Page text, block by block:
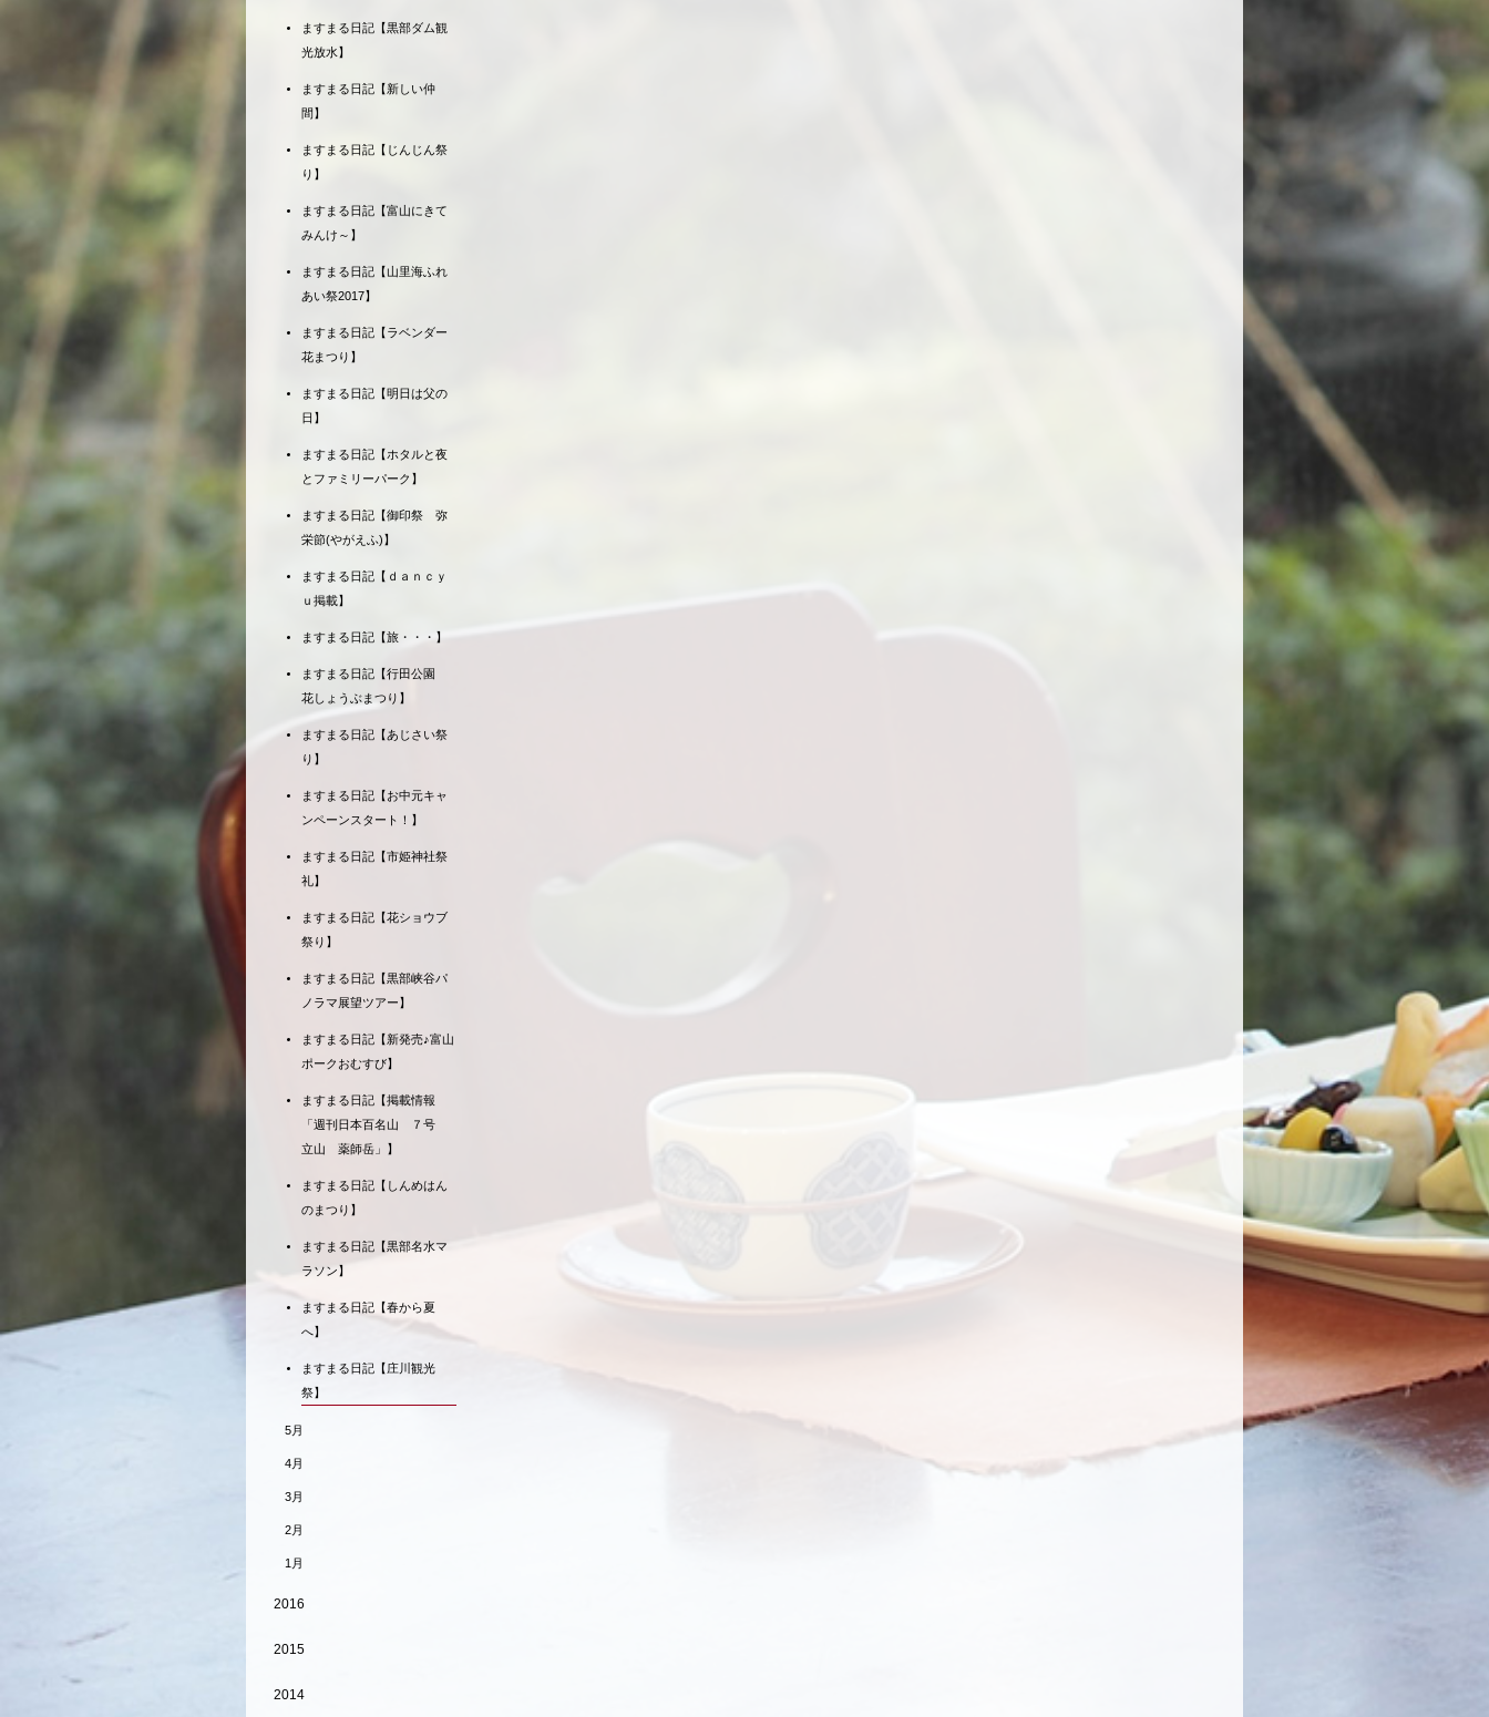
ますまる日記【黒部ダム観
光放水】
ますまる日記【新しい仲
間】
ますまる日記【じんじん祭
り】
ますまる日記【富山にきて
みんけ～】
ますまる日記【山里海ふれ
あい祭2017】
ますまる日記【ラベンダー
花まつり】
ますまる日記【明日は父の
日】
ますまる日記【ホタルと夜
とファミリーパーク】
ますまる日記【御印祭 弥
栄節(やがえふ)】
ますまる日記【ｄａｎｃｙ
ｕ掲載】
ますまる日記【旅・・・】
ますまる日記【行田公園
花しょうぶまつり】
ますまる日記【あじさい祭
り】
ますまる日記【お中元キャ
ンペーンスタート！】
ますまる日記【市姫神社祭
礼】
ますまる日記【花ショウブ
祭り】
ますまる日記【黒部峡谷パ
ノラマ展望ツアー】
ますまる日記【新発売♪富山
ポークおむすび】
ますまる日記【掲載情報
「週刊日本百名山 ７号
立山 薬師岳」】
ますまる日記【しんめはん
のまつり】
ますまる日記【黒部名水マ
ラソン】
ますまる日記【春から夏
へ】
ますまる日記【庄川観光
祭】
5月
4月
3月
2月
1月
2016
2015
2014